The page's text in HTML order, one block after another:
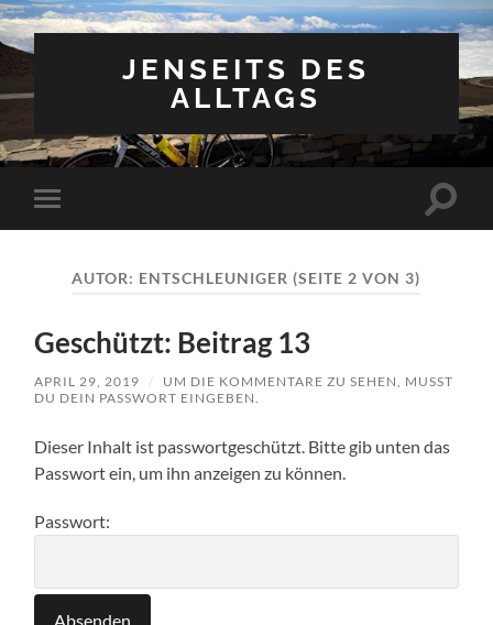
JENSEITS DES
ALLTAGS
Mobile-
Menü
AUTOR: ENTSCHLEUNIGER (SEITE 2 VON 3)
Geschützt: Beitrag 13
APRIL 29, 2019 /
UM DIE KOMMENTARE ZU SEHEN, MUSST
DU DEIN PASSWORT EINGEBEN.
Dieser Inhalt ist passwortgeschützt. Bitte gib unten das
Passwort ein, um ihn anzeigen zu können.
Passwort: